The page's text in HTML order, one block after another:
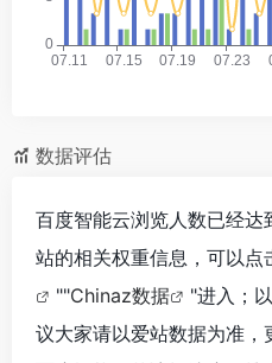
数据评估
百度智能云浏览人数已经
站的相关权重信息，可以点
""Chinaz数据
"进入；
议大家请以爱站数据为准，